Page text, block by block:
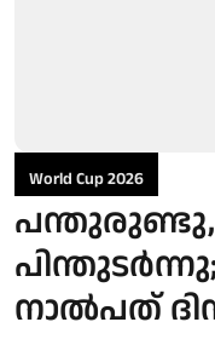
World Cup 2026
നാല്‍പത്